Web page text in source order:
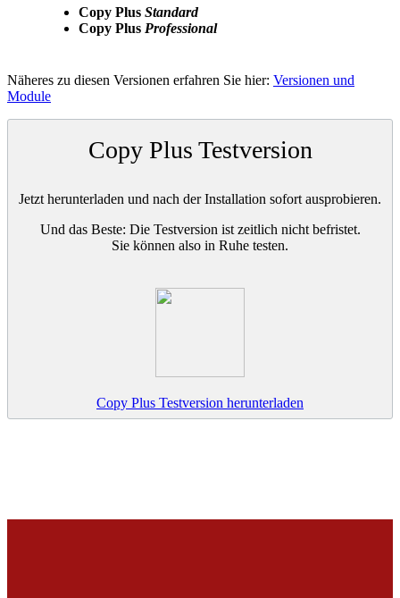
Copy Plus Standard
Copy Plus Professional
Näheres zu diesen Versionen erfahren Sie hier: Versionen und
Module
Copy Plus Testversion
Jetzt herunterladen und nach der Installation sofort ausprobieren.
Und das Beste: Die Testversion ist zeitlich nicht befristet.
Sie können also in Ruhe testen.
Copy Plus Testversion herunterladen